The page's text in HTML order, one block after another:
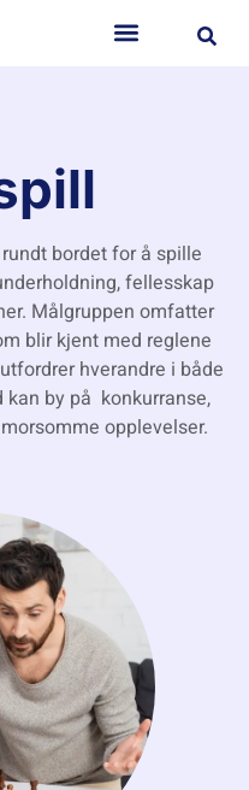
bordet for å spille
fellesskap
Målgruppen omfatter
blir kjent med reglene
hverandre i både
by på konkurranse,
opplevelser.